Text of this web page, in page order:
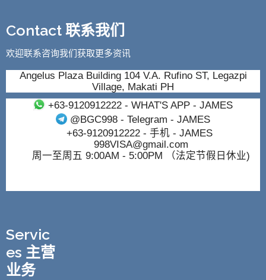
Contact 联系我们
欢迎联系咨询我们获取更多资讯
Angelus Plaza Building 104 V.A. Rufino ST, Legazpi
Village, Makati PH
+63-9120912222- WHAT'S APP - JAMES
@BGC998 - Telegram - JAMES
+63-9120912222- 手机 - JAMES
998VISA@gmail.com
周一至周五 9:00AM - 5:00PM （法定节假日休业)
Servic
es 主营
业务